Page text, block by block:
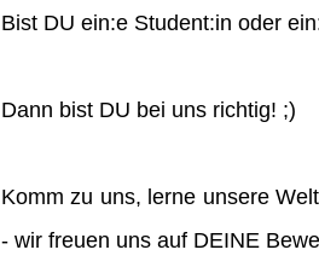
Bist DU ein:e Student:in oder
Dann bist DU bei uns richtig! ;)
Komm zu uns, lerne unsere
- wir freuen uns auf DEINE